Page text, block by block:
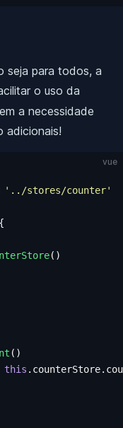
seja para todos, a
o uso da
a necessidade
adicionais!
vue
' ../stores/counter'
()
()
this . counterStore.